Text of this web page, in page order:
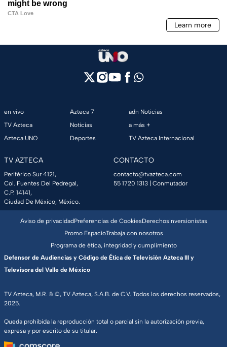
en vivo
TV Azteca
Azteca UNO
Azteca 7
Noticias
Deportes
adn Noticias
a más +
TV Azteca Internacional
TV AZTECA
Periférico Sur 4121,
Col. Fuentes Del Pedregal,
C.P. 14141,
Ciudad De México, México.
CONTACTO
contacto@tvazteca.com
55 1720 1313 | Conmutador
TV Azteca, M.R. & ©, TV Azteca, S.A.B. de C.V. Todos los derechos reservados,
2025.
Queda prohibida la reproducción total o parcial sin la autorización previa,
expresa y por escrito de su titular.
Aviso de privacidadPreferencias de CookiesDerechosInversionistas
Promo EspacioTrabaja con nosotros
Programa de ética, integridad y cumplimiento
Defensor de Audiencias y Código de Ética de Televisión Azteca III y
Televisora del Valle de México